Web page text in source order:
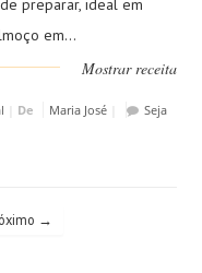
preparar, ideal em
em...
Mostrar receita
De Maria José|
Seja
→